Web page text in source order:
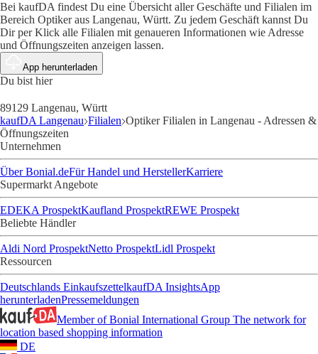
Bei kaufDA findest Du eine Übersicht aller Geschäfte und Filialen im
Bereich Optiker aus Langenau, Württ. Zu jedem Geschäft kannst Du
Dir per Klick alle Filialen mit genaueren Informationen wie Adresse
und Öffnungszeiten anzeigen lassen.
App herunterladen
Du bist hier
89129 Langenau, Württ
kaufDA Langenau Filialen Optiker Filialen in Langenau - Adressen &
Öffnungszeiten
Unternehmen
Über Bonial.deFür Handel und HerstellerKarriere
Supermarkt Angebote
EDEKA ProspektKaufland ProspektREWE Prospekt
Beliebte Händler
Aldi Nord ProspektNetto ProspektLidl Prospekt
Ressourcen
Deutschlands EinkaufszettelkaufDA InsightsApp
herunterladenPressemeldungen
Member of Bonial International Group The network for
location based shopping information
DE